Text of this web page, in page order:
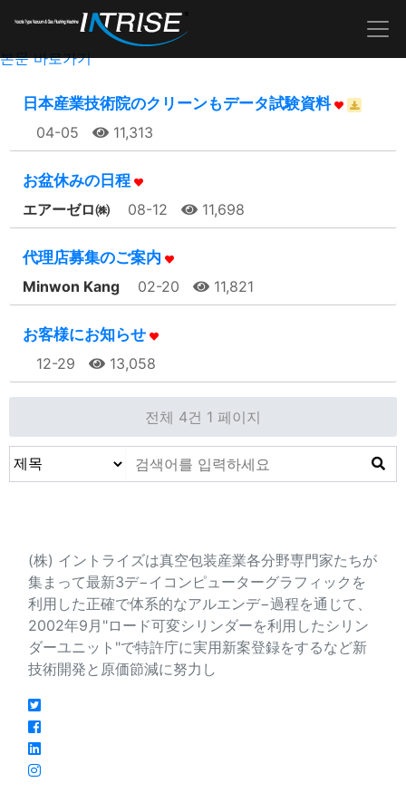
본문 바로가기
日本産業技術院のクリーンもデータ試験資料
04-05 11,313
お盆休みの日程
エアーゼロ㈱ 08-12 11,698
代理店募集のご案内
Minwon Kang 02-20 11,821
お客様にお知らせ
12-29 13,058
전체 4건 1 페이지
(株) イントライズは真空包装産業各分野専門家たちが
集まって最新3デ−イコンピューターグラフィックを
利用した正確で体系的なアルエンデ−過程を通じて、
2002年9月"ロード可変シリンダーを利用したシリン
ダーユニット"で特許庁に実用新案登録をするなど新
技術開発と原価節減に努力し